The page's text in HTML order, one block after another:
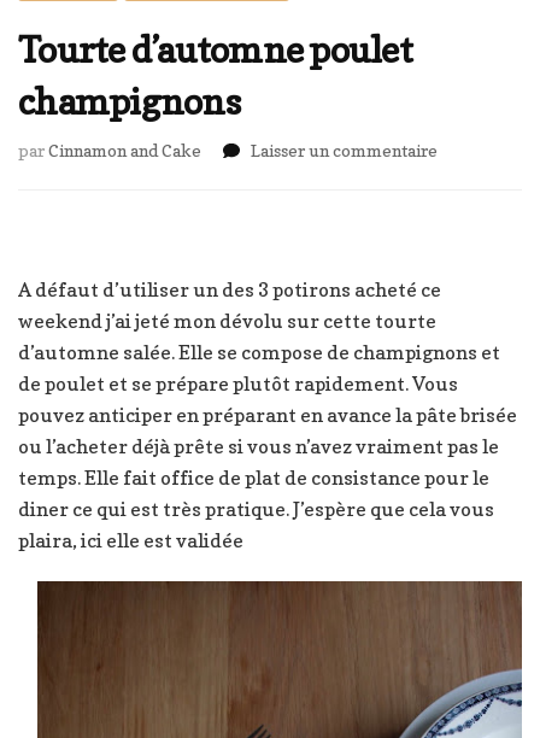
Tourte d’automne poulet
champignons
parCinnamon and Cake Laisser un commentaire
A défaut d’utiliser un des 3 potirons acheté ce
weekend j’ai jeté mon dévolu sur cette tourte
d’automne salée. Elle se compose de champignons et
de poulet et se prépare plutôt rapidement. Vous
pouvez anticiper en préparant en avance la pâte brisée
ou l’acheter déjà prête si vous n’avez vraiment pas le
temps. Elle fait office de plat de consistance pour le
diner ce qui est très pratique. J’espère que cela vous
plaira, ici elle est validée